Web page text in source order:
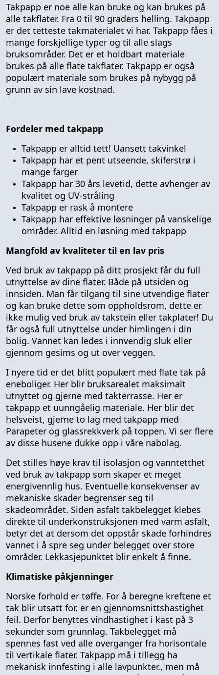
Takpapp er noe alle kan bruke og kan brukes på
alle takflater. Fra 0 til 90 graders helling. Takpapp
er det tetteste takmaterialet vi har. Takpapp fåes i
mange forskjellige typer og til alle slags
bruksområder. Det er et holdbart materiale
brukes på alle flate takflater. Takpapp er også
populært materiale som brukes på nybygg på
grunn av sin lave kostnad.
Fordeler med takpapp
Takpapp er alltid tett! Uansett takvinkel
Takpapp har et pent utseende, skiferstrø i
mange farger
Takpapp har 30 års levetid, dette avhenger av
kvalitet og UV-stråling
Takpapp er rask å montere
Takpapp har effektive løsninger på vanskelige
områder. Alltid en løsning med takpapp
Mangfold av kvaliteter til en lav pris
Ved bruk av takpapp på ditt prosjekt får du full
utnyttelse av dine flater. Både på utsiden og
innsiden. Man får tilgang til sine utvendige flater
og kan bruke dette som oppholdsrom, dette er
ikke mulig ved bruk av takstein eller takplater! Du
får også full utnyttelse under himlingen i din
bolig. Vannet kan ledes i innvendig sluk eller
gjennom gesims og ut over veggen.
I nyere tid er det blitt populært med flate tak på
eneboliger. Her blir bruksarealet maksimalt
utnyttet og gjerne med takterrasse. Her er
takpapp et uunngåelig materiale. Her blir det
helsveist, gjerne to lag med takpapp med
Parapeter og glassrekkverk på toppen. Vi ser flere
av disse husene dukke opp i våre nabolag.
Det stilles høye krav til isolasjon og vanntetthet
ved bruk av takpapp som skaper et meget
energivennlig hus. Eventuelle konsekvenser av
mekaniske skader begrenser seg til
skadeområdet. Siden asfalt takbelegget klebes
direkte til underkonstruksjonen med varm asfalt,
betyr det at dersom det oppstår skade forhindres
vannet i å spre seg under belegget over store
områder. Lekkasjepunktet blir enkelt å finne.
Klimatiske påkjenninger
Norske forhold er tøffe. For å beregne kreftene et
tak blir utsatt for, er en gjennomsnittshastighet
feil. Derfor benyttes vindhastighet i kast på 3
sekunder som grunnlag. Takbelegget må
spennes fast ved alle overganger fra horisontale
til vertikale flater. Takpapp må i tillegg ha
mekanisk innfesting i alle lavpunkter., men må